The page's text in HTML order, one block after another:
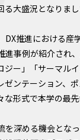
大盛況となりまし
DX推進における産
進事例が紹介され
ジー」「サーマル
ゼンテーション、
な形式で本学の最
を深める機会とな